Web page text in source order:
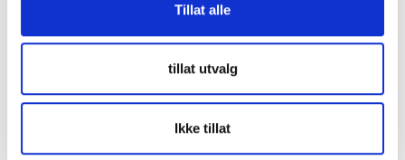
Tillat alle
tillat utvalg
Ikke tillat
Dialognotat Nye fallunderlag